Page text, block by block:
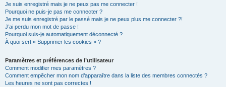
Je suis enregistré mais je ne peux pas me connecter !
Pourquoi ne puis-je pas me connecter ?
Je me suis enregistré par le passé mais je ne peux plus me connecter ?!
J’ai perdu mon mot de passe !
Pourquoi suis-je automatiquement déconnecté ?
À quoi sert « Supprimer les cookies » ?
Paramètres et préférences de l’utilisateur
Comment modifier mes paramètres ?
Comment empêcher mon nom d’apparaître dans la liste des membres connectés ?
Les heures ne sont pas correctes !